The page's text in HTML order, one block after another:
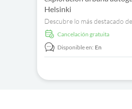
Helsinki
Descubre lo más destacado
cancelación gratuita
Disponible en: En